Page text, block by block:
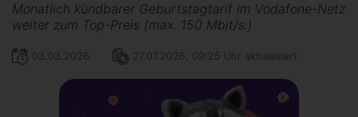
Monatlich kündbarer Geburtstagtarif im Vodafone-Netz
weiter zum Top-Preis (max. 150 Mbit/s.)
03.03.2026 27.07.2026, 09:25 Uhr aktualisiert